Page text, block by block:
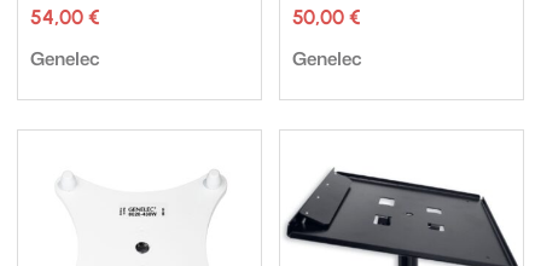
54,00 €
Tuotemerkki:
Genelec
50,00 €
Tuotemerkki:
Genelec